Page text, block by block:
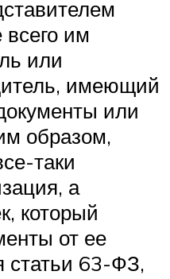
им
или
имеющий
или
образом,
таки
а
который
от ее
статьи 63-ФЗ,